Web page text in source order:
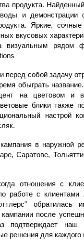
продукта.
и демонстрации
Яркие,
вкусовых
визуальным рядом
перед собой задачу
обыграть
на цветовом и
блики также
настрой
в наружной
Саратове,
отношения с
работе с клиентами
кампании после
подтверждает наш
решения для каждого